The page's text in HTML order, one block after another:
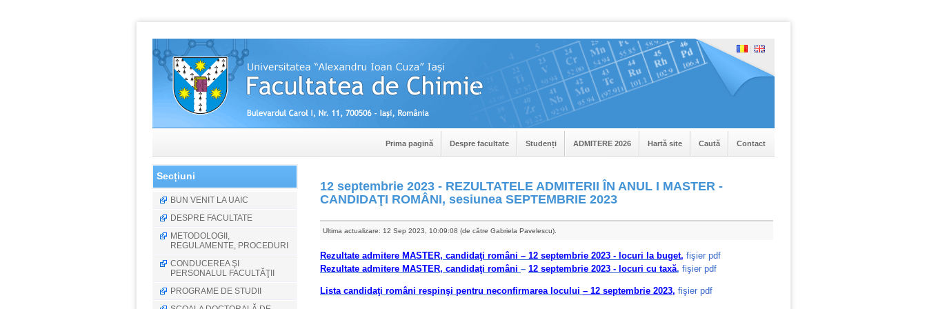
Prima pagină Despre facultate Studenți ADMITERE 2026 Hartă site Caută Contact
Secțiuni
BUN VENIT LA UAIC
DESPRE FACULTATE
METODOLOGII,
REGULAMENTE, PROCEDURI
CONDUCEREA ŞI
PERSONALUL FACULTĂŢII
PROGRAME DE STUDII
12 septembrie 2023 - REZULTATELE ADMITERII ÎN ANUL I MASTER -
CANDIDAŢI ROMÂNI, sesiunea SEPTEMBRIE 2023
Ultima actualizare: 12 Sep 2023, 10:09:08 (de către Gabriela Pavelescu).
Rezultate admitere MASTER, candidaţi români – 12 septembrie 2023 - locuri la buget, fişier pdf
Rezultate admitere MASTER, candidaţi români – 12 septembrie 2023 - locuri cu taxă, fişier pdf
Lista candidaţi români respinşi pentru neconfirmarea locului – 12 septembrie 2023, fişier pdf